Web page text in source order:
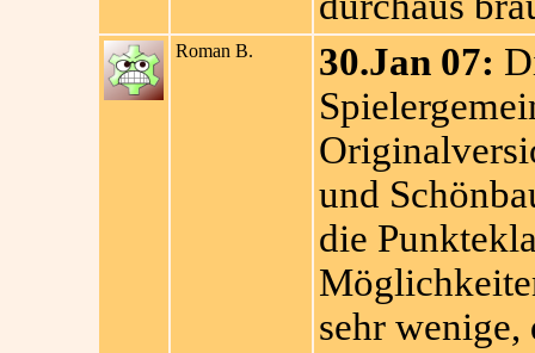
Roman B. 30.Jan 07:
und
die
sehr wenige,